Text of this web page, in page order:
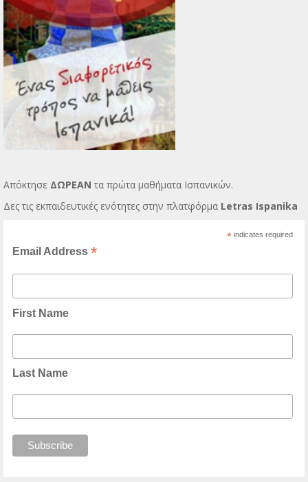
Απόκτησε ΔΩΡΕΑΝ τα πρώτα μαθήματα Ισπανικών.
Δες τις εκπαιδευτικές ενότητες στην πλατφόρμα Letras Ispanika
* indicates required
Email Address*
First Name
Last Name